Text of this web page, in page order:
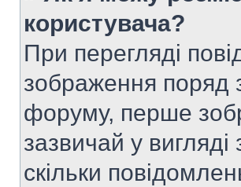
користувача?
При перегляді
зображення поряд
форуму, перше
зазвичай у вигляді
скільки